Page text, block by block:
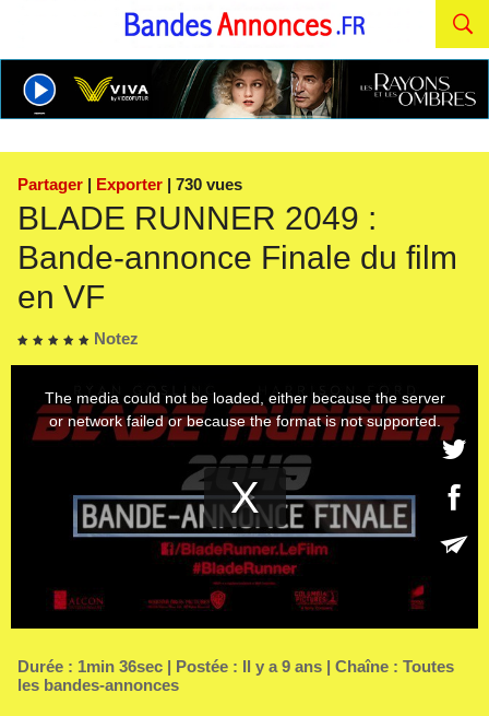
Partager | Exporter | 730 vues
BLADE RUNNER 2049 :
Bande-annonce Finale du film
en VF
Notez
Durée : 1min 36sec | Postée : Il y a 9 ans | Chaîne : Toutes
les bandes-annonces